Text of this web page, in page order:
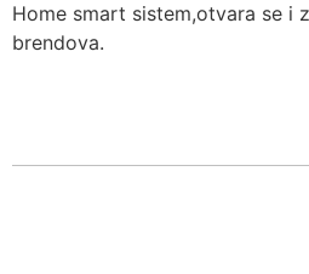
Home smart sistem,otvara se i
brendova.